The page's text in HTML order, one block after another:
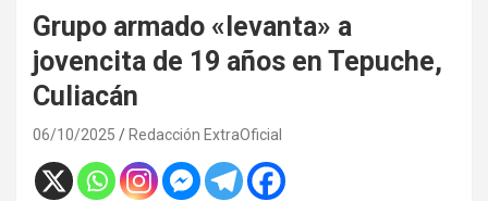
Grupo armado «levanta» a
jovencita de 19 años en Tepuche,
Culiacán
06/10/2025 Redacción ExtraOficial